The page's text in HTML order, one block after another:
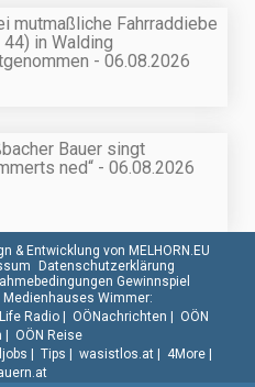
mutmaßliche Fahrraddiebe
44) in Walding
- 06.08.2026
Bauer singt
ned“ - 06.08.2026
& Entwicklung von MELHORN.EU
Datenschutzerklärung
Gewinnspiel
Wimmer:
Life Radio| OÖNachrichten | OÖN
| OÖN Reise
| Tips | wasistlos.at| 4More|